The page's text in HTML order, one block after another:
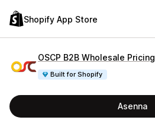
Shopify App Store
OSCP B2B Wholesale Pricing
Built for Shopify
Asenna